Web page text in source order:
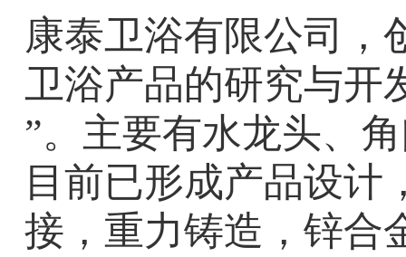
康泰卫浴有限公司，
卫浴产品的研究与开
”。主要有水龙头、
目前已形成产品设计
接，重力铸造，锌合